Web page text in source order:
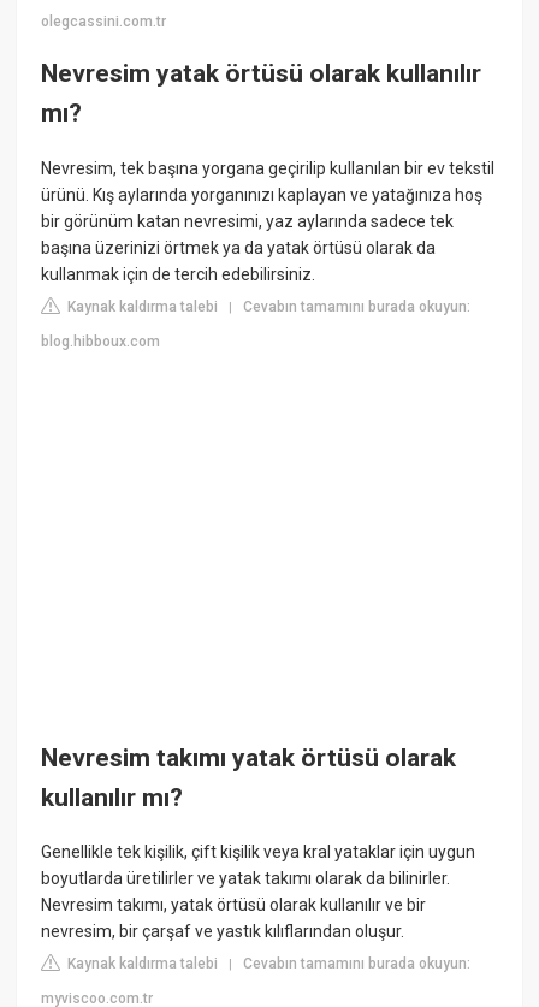
olegcassini.com.tr
Nevresim yatak örtüsü olarak kullanılır
mı?
Nevresim, tek başına yorgana geçirilip kullanılan bir ev tekstil
ürünü. Kış aylarında yorganınızı kaplayan ve yatağınıza hoş
bir görünüm katan nevresimi, yaz aylarında sadece tek
başına üzerinizi örtmek ya da yatak örtüsü olarak da
kullanmak için de tercih edebilirsiniz.
Kaynak kaldırma talebi |Cevabın tamamını burada okuyun:
blog.hibboux.com
Nevresim takımı yatak örtüsü olarak
kullanılır mı?
Genellikle tek kişilik, çift kişilik veya kral yataklar için uygun
boyutlarda üretilirler ve yatak takımı olarak da bilinirler.
Nevresim takımı, yatak örtüsü olarak kullanılır ve bir
nevresim, bir çarşaf ve yastık kılıflarından oluşur.
Kaynak kaldırma talebi |Cevabın tamamını burada okuyun:
myviscoo.com.tr